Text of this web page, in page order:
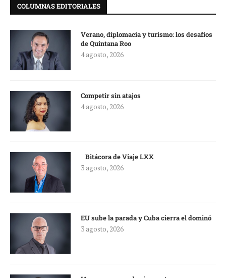
COLUMNAS EDITORIALES
Verano, diplomacia y turismo: los desafíos
de Quintana Roo
4 agosto, 2026
Competir sin atajos
4 agosto, 2026
Bitácora de Viaje LXX
3 agosto, 2026
EU sube la parada y Cuba cierra el dominó
3 agosto, 2026